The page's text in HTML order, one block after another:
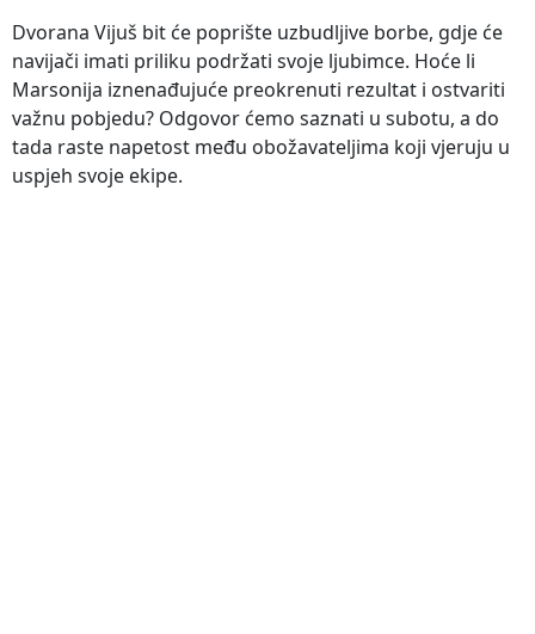
Dvorana Vijuš bit će poprište uzbudljive borbe, gdje će
navijači imati priliku podržati svoje ljubimce. Hoće li
Marsonija iznenađujuće preokrenuti rezultat i ostvariti
važnu pobjedu? Odgovor ćemo saznati u subotu, a do
tada raste napetost među obožavateljima koji vjeruju u
uspjeh svoje ekipe.